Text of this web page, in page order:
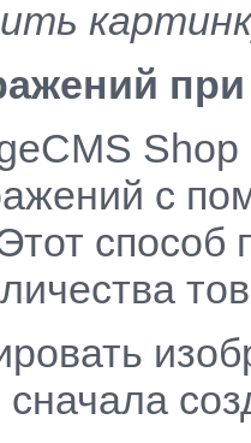
с
способ
сначала